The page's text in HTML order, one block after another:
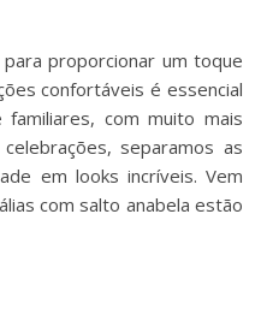
proporcionar um toque
confortáveis é essencial
com muito mais
separamos as
em looks incríveis. Vem
com salto anabela estão